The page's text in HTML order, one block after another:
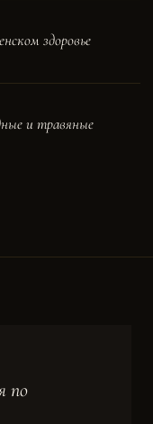
здоровье
и травяные
по